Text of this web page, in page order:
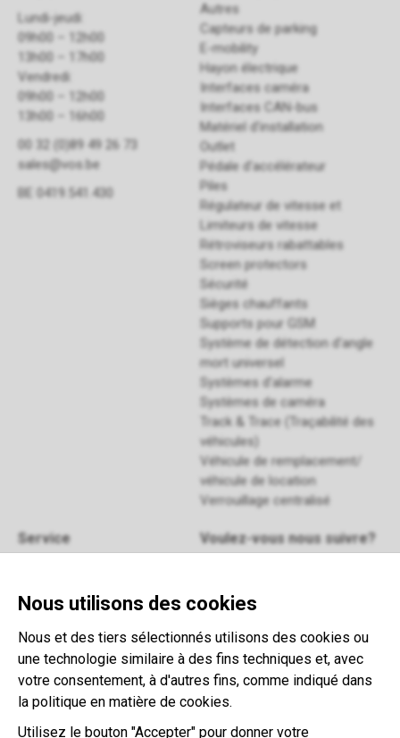
Lundi-jeudi:
09h00 – 12h00
13h00 – 17h00
Vendredi:
09h00 – 12h00
13h00 – 16h00
00 32 (0)89 49 26 73
sales@vos.be
BE 0419.541.430
Autres
Capteurs de parking
E-mobility
Hayon électrique
Interfaces caméra
Interfaces CAN-bus
Matériel d'installation
Outlet
Pédale d'accélérateur
Piles
Régulateur de vitesse et
Limiteurs de vitesse
Rétroviseurs rabattables
Screen protectors
Sécurité
Sièges chauffants
Supports pour GSM
Système de détection d'angle
mort universel
Systèmes d'alarme
Systèmes de caméra
Track & Trace (Traçabilité des
véhicules)
Véhicule de remplacement/
véhicule de location
Verrouillage centralisé
Service
Retour
Termes et conditions
Voulez-vous nous suivre?
Enrégistrez-vous
This website is developed with the
support of:
Nous utilisons des cookies
Nous et des tiers sélectionnés utilisons des cookies ou
une technologie similaire à des fins techniques et, avec
votre consentement, à d'autres fins, comme indiqué dans
la politique en matière de cookies.
Utilisez le bouton "Accepter" pour donner votre